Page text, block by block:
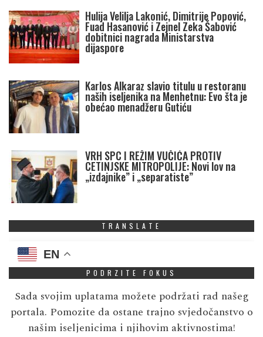
Hulija Velilja Lakonić, Dimitrije Popović,
Fuad Hasanović i Zejnel Zeka Šabović
dobitnici nagrada Ministarstva
dijaspore
Karlos Alkaraz slavio titulu u restoranu
naših iseljenika na Menhetnu: Evo šta je
obećao menadžeru Gutiću
VRH SPC I REŽIM VUČIĆA PROTIV
CETINJSKE MITROPOLIJE: Novi lov na
„izdajnike” i „separatiste”
TRANSLATE
EN
PODRZITE FOKUS
Sada svojim uplatama možete podržati rad našeg
portala. Pomozite da ostane trajno svjedočanstvo o
našim iseljenicima i njihovim aktivnostima!